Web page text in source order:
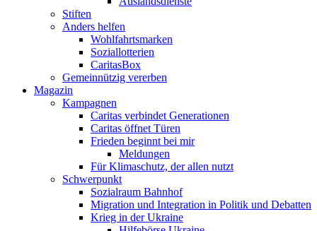
Stiften
Anders helfen
Wohlfahrtsmarken
Soziallotterien
CaritasBox
Gemeinnützig vererben
Magazin
Kampagnen
Caritas verbindet Generationen
Caritas öffnet Türen
Frieden beginnt bei mir
Meldungen
Für Klimaschutz, der allen nutzt
Schwerpunkt
Sozialraum Bahnhof
Migration und Integration in Politik und Debatten
Krieg in der Ukraine